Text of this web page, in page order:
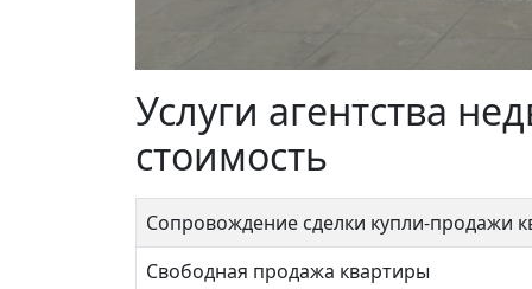
Услуги агентства
стоимость
Сопровождение сделки купли-продажи
Свободная продажа квартиры
16